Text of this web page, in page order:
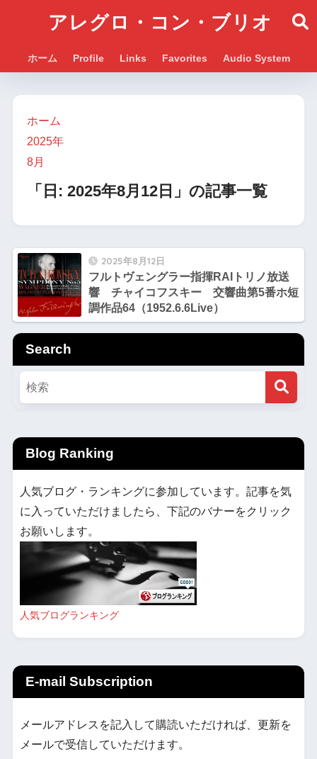
アレグロ・コン・ブリオ
ホーム Profile Links Favorites Audio System
ホーム
2025年
8月
「日: 2025年8月12日 」の記事一覧
2025年8月12日
フルトヴェングラー指揮RAIトリノ放送
響 チャイコフスキー 交響曲第5番ホ短
調作品64（1952.6.6Live）
Search
Blog Ranking
人気ブログ・ランキングに参加しています。記事を気
に入っていただけましたら、下記のバナーをクリック
お願いします。
人気ブログランキング
E-mail Subscription
メールアドレスを記入して購読いただければ、更新を
メールで受信していただけます。